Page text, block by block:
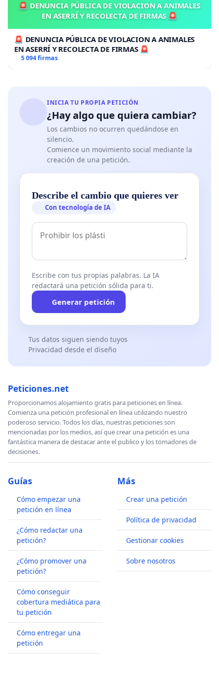
🚨 DENUNCIA PÚBLICA DE VIOLACION A ANIMALES
EN ASERRÍ Y RECOLECTA DE FIRMAS 🚨
🚨 DENUNCIA PÚBLICA DE VIOLACION A ANIMALES
EN ASERRÍ Y RECOLECTA DE FIRMAS 🚨
5 094 firmas
INICIA TU PROPIA PETICIÓN
¿Hay algo que quiera cambiar?
Los cambios no ocurren quedándose en
silencio.
Comience un movimiento social mediante la
creación de una petición.
Describe el cambio que quieres ver
Con tecnología de IA
Escribe con tus propias palabras. La IA
redactará una petición sólida para ti.
Generar petición
Tus datos siguen siendo tuyos
Privacidad desde el diseño
Peticiones.net
Proporcionamos alojamiento gratis para peticiones en línea.
Comienza una petición profesional en línea utilizando nuestro
poderoso servicio. Todos los días, nuestras peticiones son
mencionadas por los medios, así que crear una petición es una
fantástica manera de destacar ante el publico y los tomadores de
decisiones.
Guías
Cómo empezar una
petición en línea
¿Cómo redactar una
petición?
¿Cómo promover una
petición?
Cómo conseguir
cobertura mediática para
tu petición
Cómo entregar una
petición
Más
Crear una petición
Política de privacidad
Gestionar cookies
Sobre nosotros